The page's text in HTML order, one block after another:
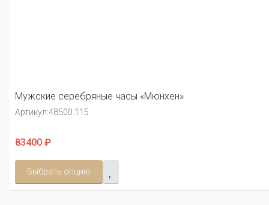
Мужские серебряные часы «Мюнхен»
Артикул:48500.115
83400 ₽
Выбрать опцию